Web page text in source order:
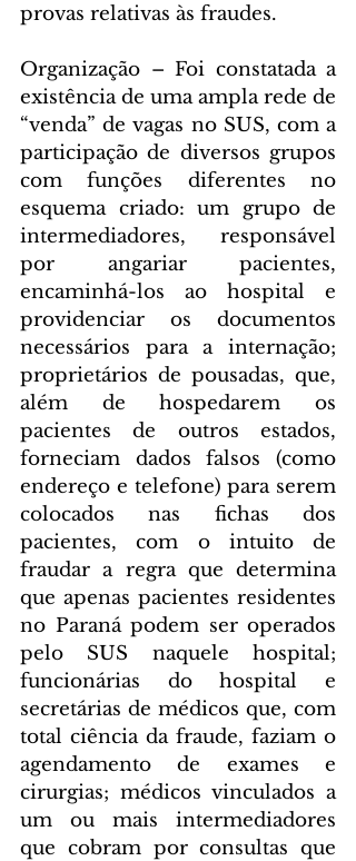
provas relativas às fraudes.
Organização – Foi constatada a
existência de uma ampla rede de
“venda” de vagas no SUS, com a
participação de diversos grupos
com funções diferentes no
esquema criado: um grupo de
intermediadores, responsável
por angariar pacientes,
encaminhá-los ao hospital e
providenciar os documentos
necessários para a internação;
proprietários de pousadas, que,
além de hospedarem os
pacientes de outros estados,
forneciam dados falsos (como
endereço e telefone) para serem
colocados nas fichas dos
pacientes, com o intuito de
fraudar a regra que determina
que apenas pacientes residentes
no Paraná podem ser operados
pelo SUS naquele hospital;
funcionárias do hospital e
secretárias de médicos que, com
total ciência da fraude, faziam o
agendamento de exames e
cirurgias; médicos vinculados a
um ou mais intermediadores
que cobram por consultas que